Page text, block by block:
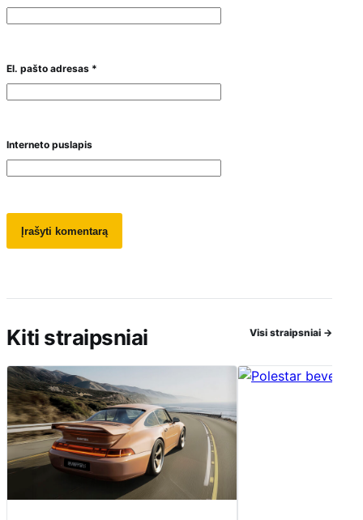
El. pašto adresas *
Interneto puslapis
Kiti straipsniai Visi straipsniai →